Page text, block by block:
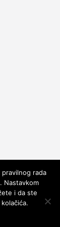
rada
Nastavkom
i da ste